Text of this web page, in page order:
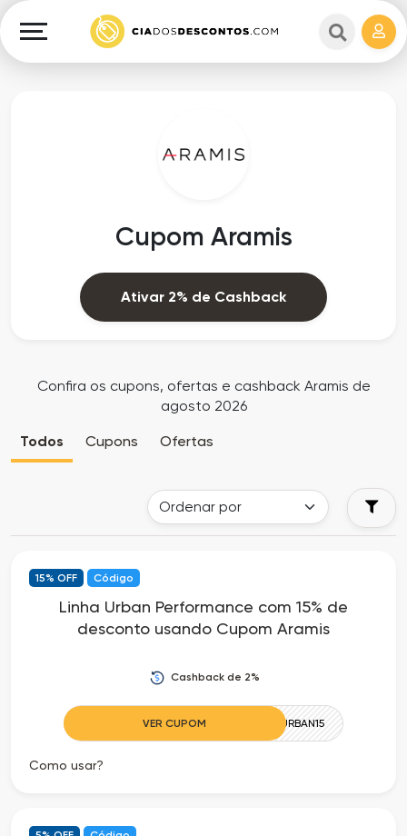
Cashback
Lojas
Especiais
Ofertas
Todos
os
Departamentos
Explorar
Cupons
Ajuda
Cupom Aramis
Ativar 2% de Cashback
Confira os cupons, ofertas e cashback Aramis de
agosto 2026
Todos Cupons Ofertas
15% OFF Código
Linha Urban Performance com 15% de
desconto usando Cupom Aramis
Cashback de 2%
VER CUPOM URBAN15
Como usar?